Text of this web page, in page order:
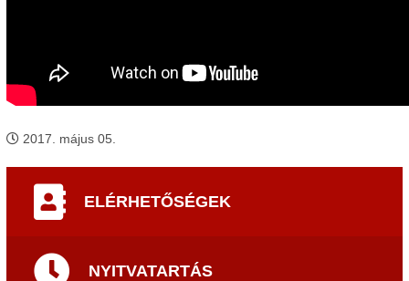
2017. május 05.
ELÉRHETŐSÉGEK
NYITVATARTÁS